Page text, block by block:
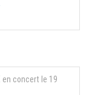
en concert le 19